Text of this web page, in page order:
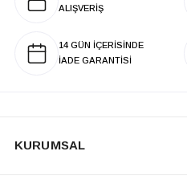
ALIŞVERİŞ
14 GÜN İÇERİSİNDE
İADE GARANTİSİ
KURUMSAL